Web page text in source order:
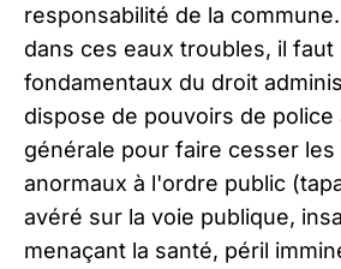
responsabilité de la
dans ces eaux troubles, il faut
fondamentaux du droit
dispose de pouvoirs de police
générale pour faire cesser les
anormaux à l'ordre public
avéré sur la voie publique,
menaçant la santé, péril